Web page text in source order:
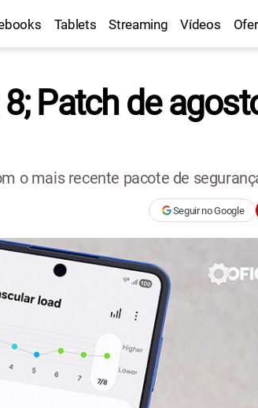
Tablets Streaming Vídeos
Patch de
o mais recente pacote de
Seguir no Google